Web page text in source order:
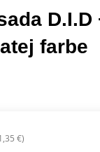
D.I.D
farbe
€)